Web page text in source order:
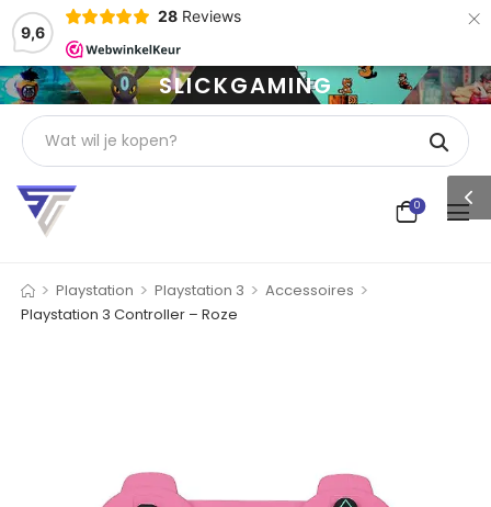
9,6
28 Reviews ×
SLICKGAMING
0
> Playstation > Playstation 3 > Accessoires >
Playstation 3 Controller – Roze